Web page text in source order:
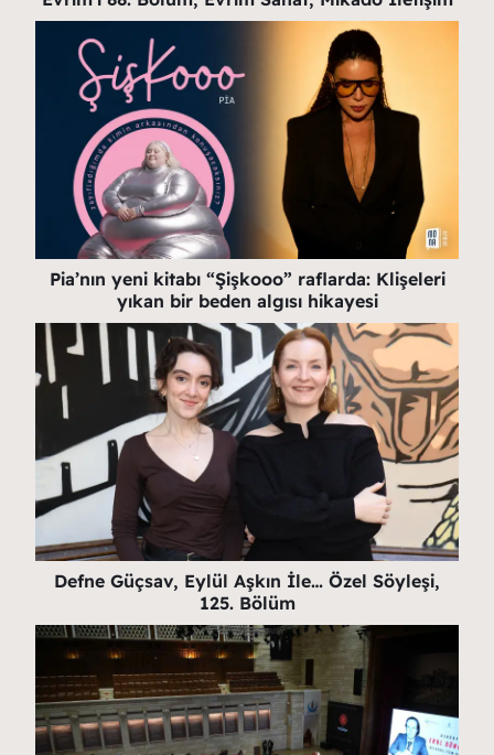
Pia’nın yeni kitabı “Şişkooo” raflarda: Klişeleri
yıkan bir beden algısı hikayesi
Defne Güçsav, Eylül Aşkın İle… Özel Söyleşi,
125. Bölüm